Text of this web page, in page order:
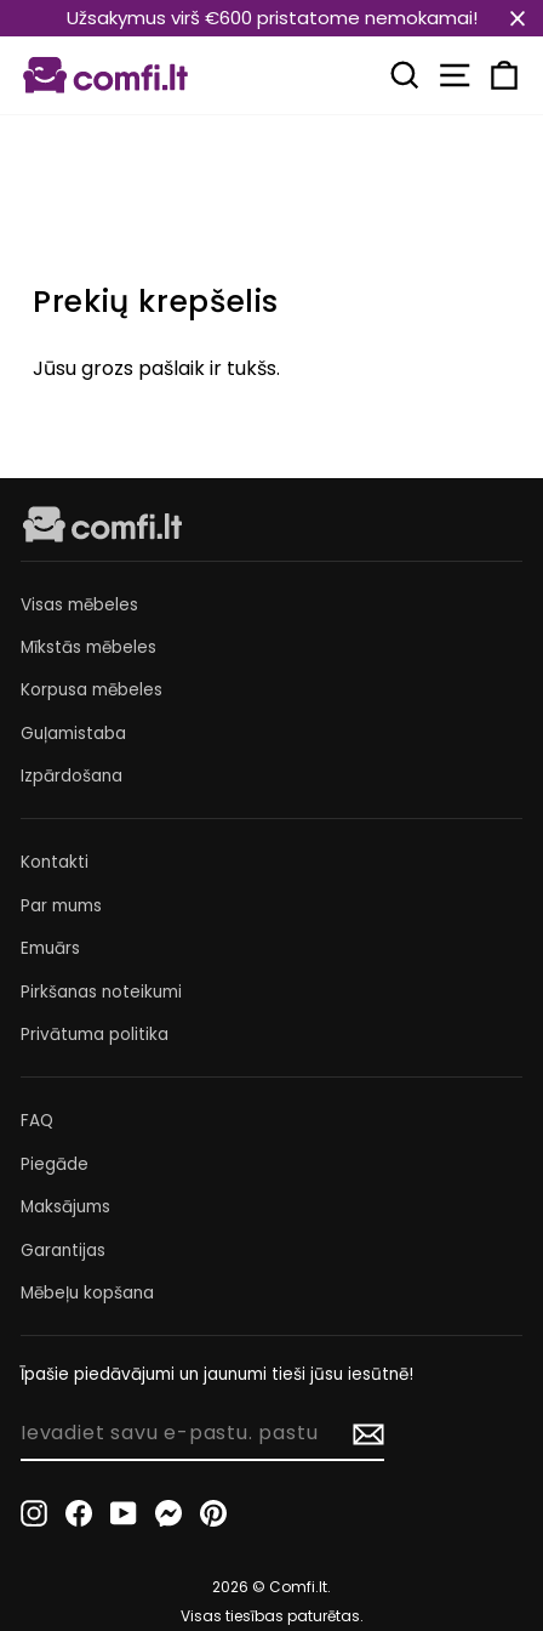
uz
saturu
Užsakymus virš €600 pristatome nemokamai!
Meklēt
Prekių krepšelis
Jūsu grozs pašlaik ir tukšs.
Visas mēbeles
Mīkstās mēbeles
Korpusa mēbeles
Guļamistaba
Izpārdošana
Kontakti
Par mums
Emuārs
Pirkšanas noteikumi
Privātuma politika
FAQ
Piegāde
Maksājums
Garantijas
Mēbeļu kopšana
Īpašie piedāvājumi un jaunumi tieši jūsu iesūtnē!
IEVADIET
PASTU.InstagramFacebookYouTubeMessenger
2026 © Comfi.lt.
Visas tiesības paturētas.